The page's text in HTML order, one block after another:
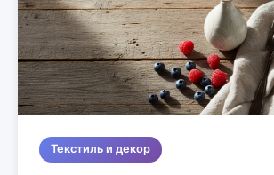
Текстиль и декор